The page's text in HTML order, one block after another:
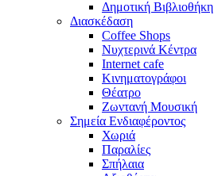
Δημοτική Βιβλιοθήκη
Διασκέδαση
Coffee Shops
Νυχτερινά Κέντρα
Internet cafe
Κινηματογράφοι
Θέατρο
Ζωντανή Μουσική
Σημεία Ενδιαφέροντος
Χωριά
Παραλίες
Σπήλαια